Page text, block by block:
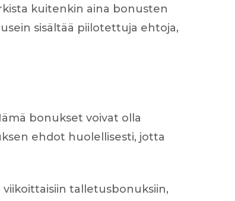
kuitenkin aina bonusten
sisältää piilotettuja ehtoja,
bonukset voivat olla
ehdot huolellisesti, jotta
talletusbonuksiin,